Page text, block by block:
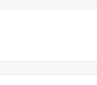
Vai šī informācija bija